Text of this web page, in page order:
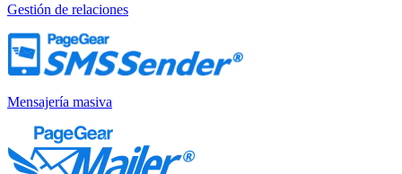
Gestión de relaciones
Mensajería masiva